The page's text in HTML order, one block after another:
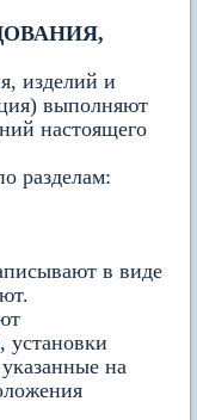
изделий и
выполняют
настоящего
разделам:
в виде
установки
на